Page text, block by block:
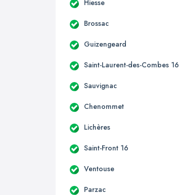
Hiesse
Brossac
Guizengeard
Saint-Laurent-des-Combes 16
Sauvignac
Chenommet
Lichères
Saint-Front 16
Ventouse
Parzac